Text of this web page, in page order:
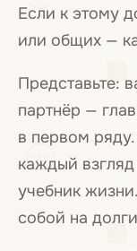
Если к этому
или общих —
Представьте:
партнёр —
в первом
каждый
учебник
собой на